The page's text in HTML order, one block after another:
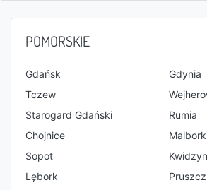
POMORSKIE
Gdańsk
Gdynia
Tczew
Starogard Gdański
Rumia
Chojnice
Malbork
Sopot
Kwidzyn
Lębork